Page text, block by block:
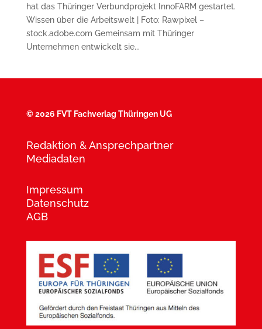
hat das Thüringer Verbundprojekt InnoFARM gestartet.
Wissen über die Arbeitswelt | Foto: Rawpixel –
stock.adobe.com Gemeinsam mit Thüringer
Unternehmen entwickelt sie...
©2026 FVT Fachverlag Thüringen UG
Redaktion & Ansprechpartner
Mediadaten
Impressum
Datenschutz
AGB